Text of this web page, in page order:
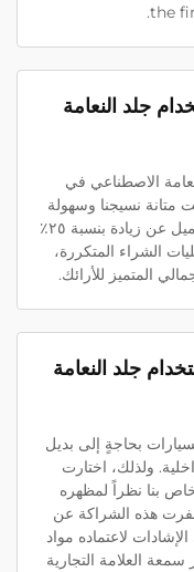
the
جلد النعامة
الاصطناعي في
متانة نسيجنا وسهولة
صيانته الخيار الأمثل لهذه المهمة. وأبلغ العميل عن زيادة بنسبة ٢٥٪
الشراء المتكررة،
المتميز للأرائك.
جلد النعامة
بحاجةٍ إلى بديل
ولذلك، اختارت
بنا نظراً لمظهره
هذه الشراكة عن
لاعتماده مواد
العلامة التجارية